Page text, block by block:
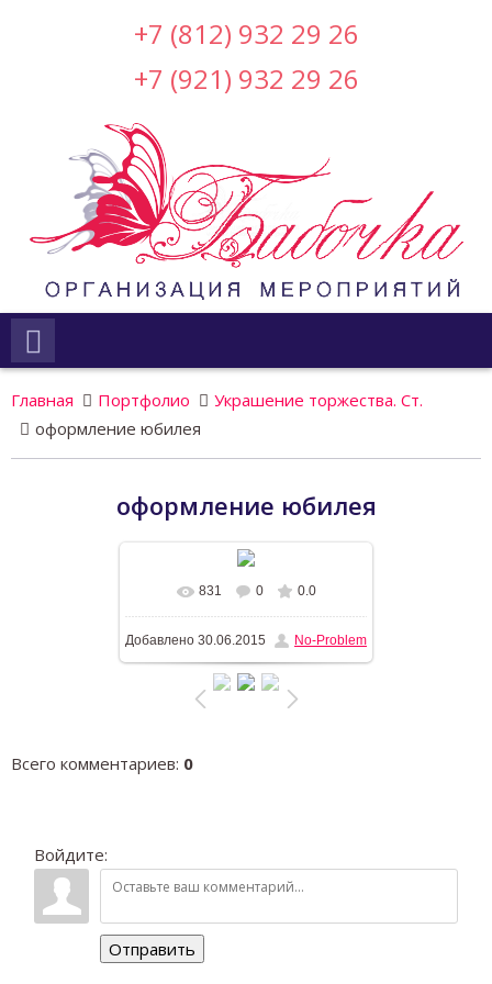
+7 (812) 932 29 26
+7 (921) 932 29 26
Главная Портфолио
Украшение торжества. Ст.
оформление юбилея
оформление юбилея
В реальном размере 1196x768
395.7Kb
831 0 0.0
Добавлено 30.06.2015 No-Problem
Всего комментариев: 0
Войдите:
Отправить